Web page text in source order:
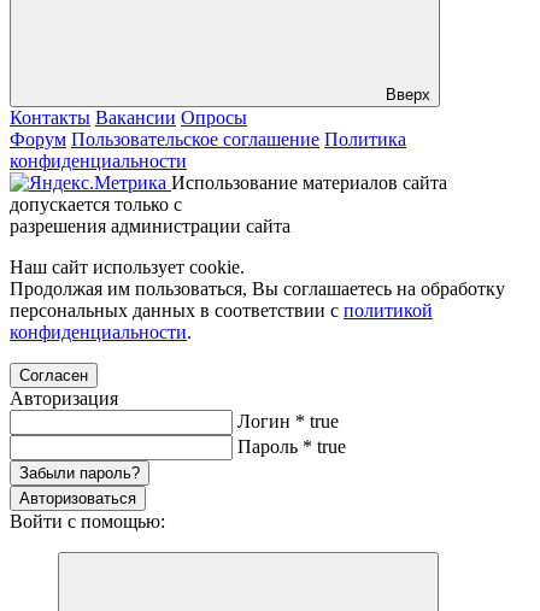
Вверх
Контакты Вакансии Опросы
Форум Пользовательское соглашение Политика
конфиденциальности
Использование материалов сайта
допускается только с
разрешения администрации сайта
Наш сайт использует cookie.
Продолжая им пользоваться, Вы соглашаетесь на обработку
персональных данных в соответствии с политикой
конфиденциальности.
Согласен
Авторизация
Логин * true
Пароль * true
Забыли пароль?
Авторизоваться
Войти с помощью: